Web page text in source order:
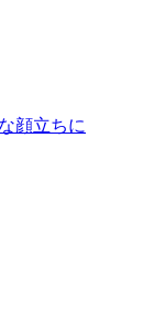
顔立ちに